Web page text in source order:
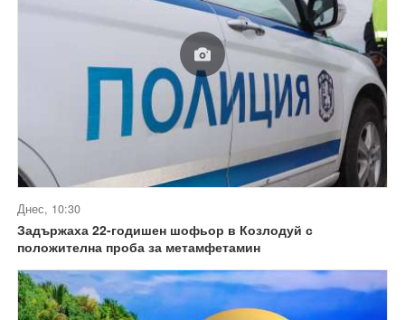
Днес, 10:30
Задържаха 22-годишен шофьор в Козлодуй с
положителна проба за метамфетамин